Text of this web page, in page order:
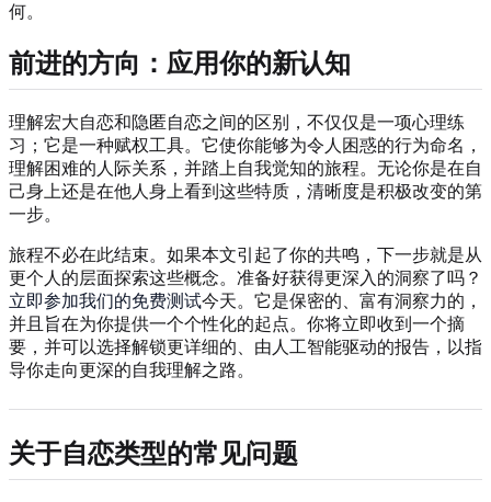
何。
前进的方向：应用你的新认知
理解宏大自恋和隐匿自恋之间的区别，不仅仅是一项心理练
习；它是一种赋权工具。它使你能够为令人困惑的行为命名，
理解困难的人际关系，并踏上自我觉知的旅程。无论你是在自
己身上还是在他人身上看到这些特质，清晰度是积极改变的第
一步。
旅程不必在此结束。如果本文引起了你的共鸣，下一步就是从
更个人的层面探索这些概念。准备好获得更深入的洞察了吗？
立即参加我们的免费测试今天。它是保密的、富有洞察力的，
并且旨在为你提供一个个性化的起点。你将立即收到一个摘
要，并可以选择解锁更详细的、由人工智能驱动的报告，以指
导你走向更深的自我理解之路。
关于自恋类型的常见问题